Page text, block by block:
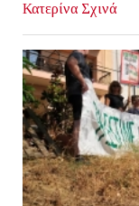
Κατερίνα Σχινά